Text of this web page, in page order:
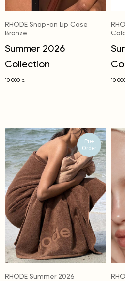
RHODE Snap-on Lip Case
Bronze
Summer 2026
Collection
10 000 р. 10
Pre-
Order
RHODE Summer 2026